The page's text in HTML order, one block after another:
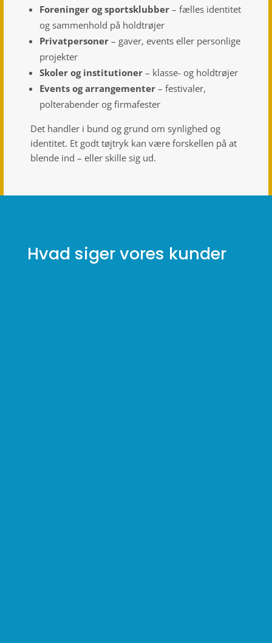
Foreninger og sportsklubber– fælles identitet
og sammenhold på holdtrøjer
Privatpersoner– gaver, events eller personlige
projekter
Skoler og institutioner– klasse- og holdtrøjer
Events og arrangementer– festivaler,
polterabender og firmafester
Det handler i bund og grund om synlighed og
identitet. Et godt tøjtryk kan være forskellen på at
blende ind – eller skille sig ud.
Hvad siger vores kunder